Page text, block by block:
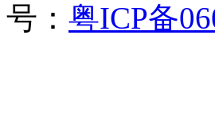
号： 粤ICP备